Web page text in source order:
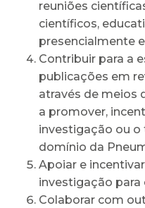
reuniões
científicos,
presencialmente
Contribuir para a
publicações em
através de meios
a promover,
investigação ou o
domínio da
Apoiar e
investigação para
Colaborar com